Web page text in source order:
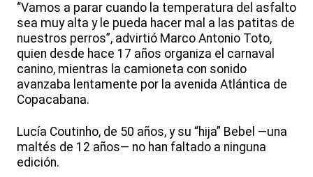
“Vamos a parar cuando la temperatura del asfalto
sea muy alta y le pueda hacer mal a las patitas de
nuestros perros”, advirtió Marco Antonio Toto,
quien desde hace 17 años organiza el carnaval
canino, mientras la camioneta con sonido
avanzaba lentamente por la avenida Atlántica de
Copacabana.
Lucía Coutinho, de 50 años, y su “hija” Bebel —una
maltés de 12 años— no han faltado a ninguna
edición.